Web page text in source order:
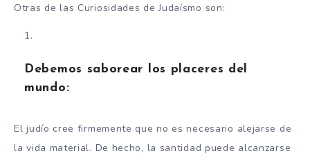
Otras de las Curiosidades de Judaísmo son:
Debemos saborear los placeres del
mundo:
El judío cree firmemente que no es necesario alejarse de
la vida material. De hecho, la santidad puede alcanzarse